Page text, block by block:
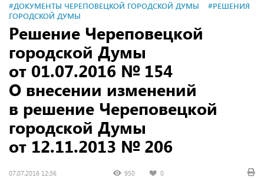
#ДОКУМЕНТЫ ЧЕРЕПОВЕЦКОЙ ГОРОДСКОЙ ДУМЫ
#РЕШЕНИЯ
ГОРОДСКОЙ ДУМЫ
Решение Череповецкой
городской Думы
от 01.07.2016 № 154
О внесении изменений
в решение Череповецкой
городской Думы
от 12.11.2013 № 206
07.07.2016 12:36 950 0